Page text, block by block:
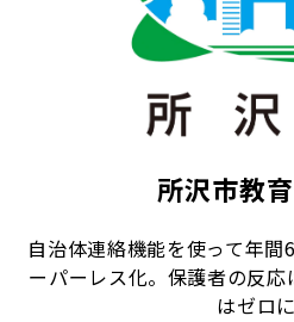
所沢市教
自治体連絡機能を使って年
ーパーレス化。保護者の反
はゼロに